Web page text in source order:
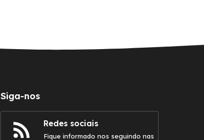
Siga-nos
Redes sociais
Fique informado nos seguindo nas